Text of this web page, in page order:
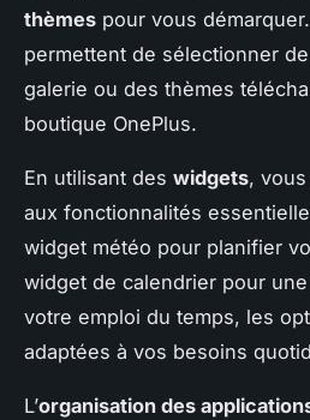
thèmes pour vous
permettent de sélectionner
galerie ou des thèmes
boutique OnePlus.
En utilisant des widgets,
aux fonctionnalités
widget météo pour planifier
widget de calendrier pour
votre emploi du temps, les
adaptées à vos besoins
L’organisation des